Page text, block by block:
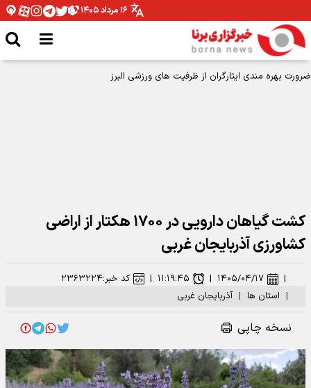
۱۶ مرداد ۱۴۰۵
کشت گیاهان دارویی در ۱۷۰۰ هکتار از اراضی
کشاورزی آذربایجان‌ غربی
| استان ها | آذربایجان غربی
| ۱۴۰۵/۰۴/۱۷ | ۱۱:۱۹:۴۵ | کد خبر:۲۳۶۳۲۲۴
نسخه چاپی